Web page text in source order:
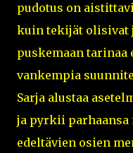
pudotus on
kuin tekijät olisivat
puskemaan tarinaa
vankempia
Sarja alustaa
ja pyrkii parhaansa
edeltävien osien